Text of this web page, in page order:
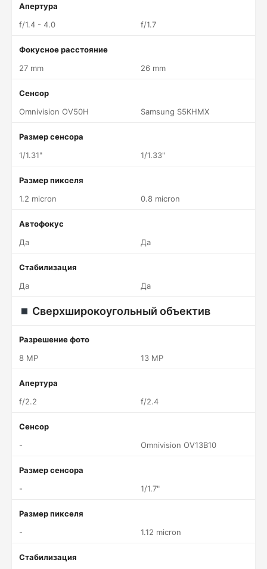
Апертура
f/1.4 - 4.0
f/1.7
Фокусное расстояние
27 mm
26 mm
Сенсор
Omnivision OV50H
Samsung S5KHMX
Размер сенсора
1/1.31"
1/1.33"
Размер пикселя
1.2 micron
0.8 micron
Автофокус
Да
Да
Стабилизация
Да
Да
Сверхширокоугольный объектив
Разрешение фото
8 MP
13 MP
Апертура
f/2.2
f/2.4
Сенсор
-
Omnivision OV13B10
Размер сенсора
-
1/1.7"
Размер пикселя
-
1.12 micron
Стабилизация